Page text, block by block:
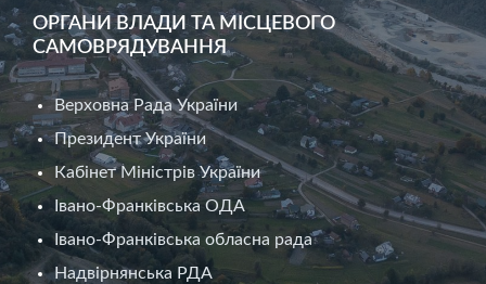
ОРГАНИ ВЛАДИ ТА МІСЦЕВОГО
САМОВРЯДУВАННЯ
Верховна Рада України
Президент України
Кабінет Міністрів України
Івано-Франківська ОДА
Івано-Франківська обласна рада
Надвірнянська РДА